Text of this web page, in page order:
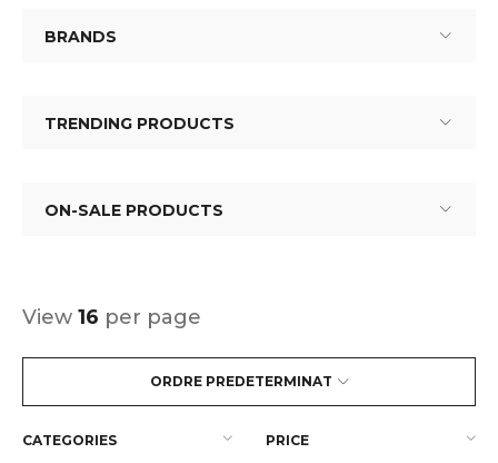
BRANDS
TRENDING PRODUCTS
ON-SALE PRODUCTS
ORDRE PREDETERMINAT
View 16 per page
CATEGORIES PRICE